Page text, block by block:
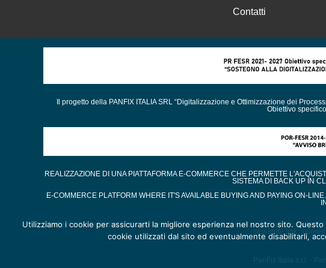
Contatti
Il progetto della PANFIX ITALIA SRL “Digitalizzazione e Ottimizzazione dei
Obiettivo
REALIZZAZIONE DI UNA PIATTAFORMA E-COMMERCE CHE PERMETTE
SISTEMA DI BACK UP IN
E-COMMERCE PLATFORM WHERE IT'S AVAILABLE BUYING AND PAYING ON-
Obblighi informativi per le erogazioni pubbliche: gli aiuti di Stato e gli aiuti de minimis
seguente link,
PanFix Italia s.r.l. -
Utilizziamo i cookie per assicurarti la migliore esperienza nel nostro sito.
cookie utilizzati dal sito ed eventualmente disabilitarli,